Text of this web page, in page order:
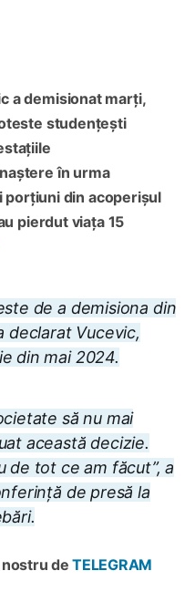
a demisionat marți,
studenţeşti
în urma
porţiuni din acoperişul
pierdut viaţa 15
de a demisiona din
declarat Vucevic,
din mai 2024.
să nu mai
această decizie.
de tot ce am făcut”, a
de presă la
nostru deTELEGRAM